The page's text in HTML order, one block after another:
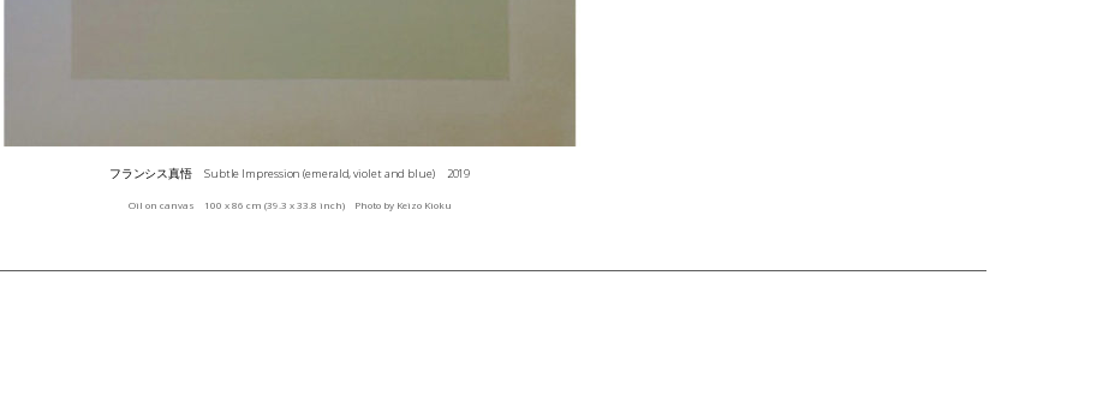
フランシス真悟 Subtle Impression (emerald, violet and blue) 2019
Oil on canvas 100 x 86 cm (39.3 x 33.8 inch) Photo by Keizo Kioku